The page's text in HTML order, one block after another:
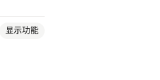
显示功能